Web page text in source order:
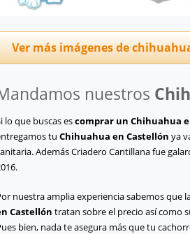
Ver más imágenes de
nuestros
lo que buscas escomprar un Chihuahua
tu Chihuahua en Castellón ya
Además Criadero Cantillana fue
nuestra amplia experiencia sabemos que
Castellón tratan sobre el precio así como
bien, nada te asegura más que tu